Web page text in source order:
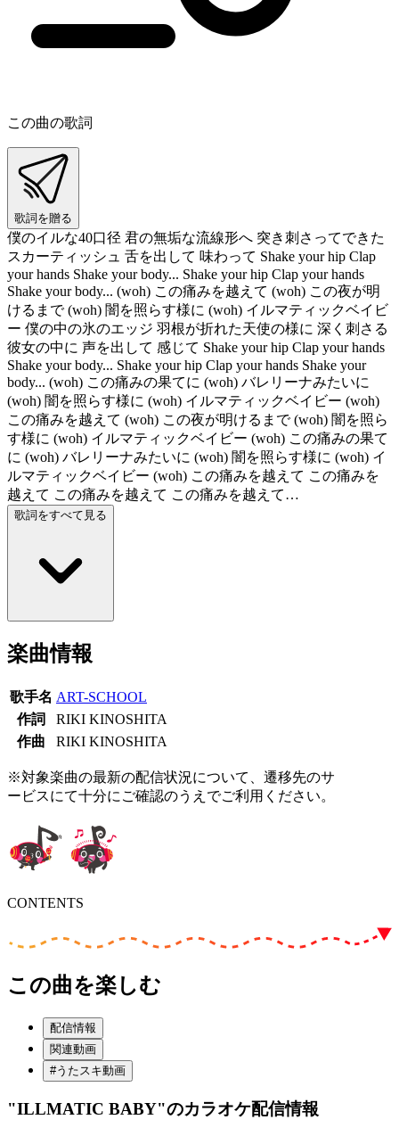
この曲の歌詞
歌詞を贈る
僕のイルな40口径 君の無垢な流線形へ 突き刺さってできた
スカーティッシュ 舌を出して 味わって Shake your hip Clap
your hands Shake your body... Shake your hip Clap your hands
Shake your body... (woh) この痛みを越えて (woh) この夜が明
けるまで (woh) 闇を照らす様に (woh) イルマティックベイビ
ー 僕の中の氷のエッジ 羽根が折れた天使の様に 深く刺さる
彼女の中に 声を出して 感じて Shake your hip Clap your hands
Shake your body... Shake your hip Clap your hands Shake your
body... (woh) この痛みの果てに (woh) バレリーナみたいに
(woh) 闇を照らす様に (woh) イルマティックベイビー (woh)
この痛みを越えて (woh) この夜が明けるまで (woh) 闇を照ら
す様に (woh) イルマティックベイビー (woh) この痛みの果て
に (woh) バレリーナみたいに (woh) 闇を照らす様に (woh) イ
ルマティックベイビー (woh) この痛みを越えて この痛みを
越えて この痛みを越えて この痛みを越えて…
歌詞をすべて見る
楽曲情報
歌手名 ART-SCHOOL
作詞
RIKI KINOSHITA
作曲
RIKI KINOSHITA
※対象楽曲の最新の配信状況について、遷移先のサ
ービスにて十分にご確認のうえでご利用ください。
CONTENTS
この曲を楽しむ
配信情報
関連動画
#うたスキ動画
"ILLMATIC BABY"のカラオケ配信情報